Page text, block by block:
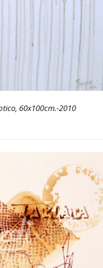
60x100cm.-2010